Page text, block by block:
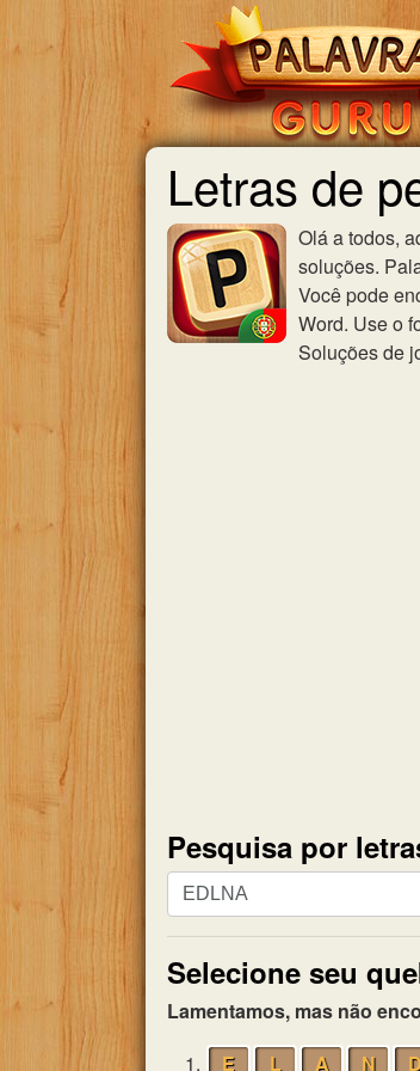
Letras de
Olá a todos,
soluções.
Você pode
Word. Use o
Soluções de
Pesquisa por
Pesquisa
por
letras.
Digite
todas
as
letras
Selecione seu
Lamentamos, mas não
1.
E L A N